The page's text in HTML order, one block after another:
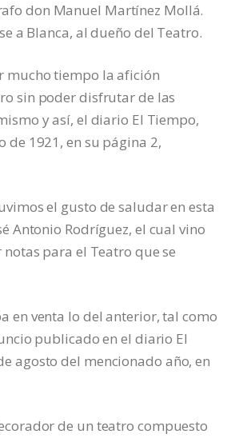
don Manuel Martínez Mollá.
a Blanca, al dueño del Teatro.
mucho tiempo la afición
sin poder disfrutar de las
y así, el diario El Tiempo,
de 1921, en su página 2,
el gusto de saludar en esta
Antonio Rodríguez, el cual vino
para el Teatro que se
en venta lo del anterior, tal como
publicado en el diario El
agosto del mencionado año, en
de un teatro compuesto